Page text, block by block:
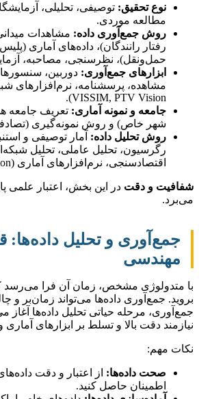
نوع تحقیق: توصیفی، تحلیلی،
مطالعه موردی.
روش جمع‌آوری داده: مشاهدات
رفتار رانندگان)، داده‌های آماری
حمل‌ونقل)، نظرسنجی، مصاحبه،
ابزارهای جمع‌آوری: دوربین،
مشاهده، پرسشنامه، نرم‌افزارهای
VISSIM, PTV Vision).
جامعه و نمونه آماری: تعریف جامعه
شهر خاص) و روش نمونه‌گیری
روش تحلیل داده: آمار توصیفی و
رگرسیون، تحلیل عاملی، تحلیل
اقتصادسنجی، نرم‌افزارهای آماری (SPSS, R, Python).
شفافیت و دقت در این بخش، اعتبار علمی
می‌برد.
جمع‌آوری و تحلیل داده‌ها:
مهندسی
با متدولوژی مشخص، زمان آن فرا می‌رسد
بروید. جمع‌آوری داده‌ها می‌تواند زمان‌بر و
جمع‌آوری، مرحله حیاتی تحلیل داده‌ها آغاز
نیازمند دقت بالا و تسلط بر ابزارهای
نکات مهم:
صحت داده‌ها: از اعتبار و دقت
اطمینان حاصل کنید.